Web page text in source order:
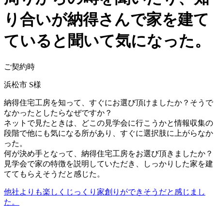
り合いが納得さんで家を建て
ていると聞いて気になった。
ご契約時
浜松市 S様
納得住宅工房を知って、すぐにお選び頂けましたか？そうで
なかったとしたらなぜですか？
ネットで見たときは、どこの見学会に行こうかと情報収集の
段階で他にも気になる所があり、すぐに選択肢に上がらなか
った。
何が決め手となって、納得住宅工房をお選び頂きましたか？
見学会で家の特徴を説明していただき、しっかりした家を建
ててもらえそうだと感じた。
他社よりも楽しくじっくり家創りができそうだと感じまし
た。